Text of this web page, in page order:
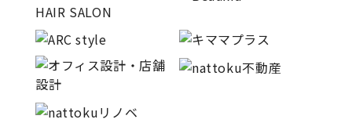
近日分譲予定情報 会社情報
動画ギャラリー